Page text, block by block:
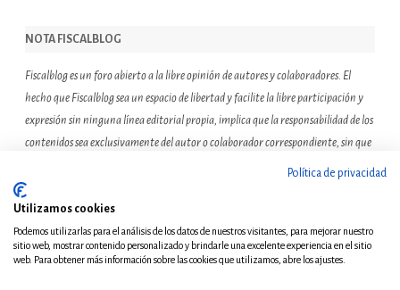
NOTA FISCALBLOG
Fiscalblog es un foro abierto a la libre opinión de autores y colaboradores. El
hecho que Fiscalblog sea un espacio de libertad y facilite la libre participación y
expresión sin ninguna línea editorial propia, implica que la responsabilidad de los
contenidos sea exclusivamente del autor o colaborador correspondiente, sin que
ello suponga que el resto de miembros de la comunidad de Fiscalblog asuman o
compartan las reflexiones u opiniones expresadas.
Política de privacidad
Utilizamos cookies
Podemos utilizarlas para el análisis de los datos de nuestros visitantes, para mejorar nuestro
sitio web, mostrar contenido personalizado y brindarle una excelente experiencia en el sitio
web. Para obtener más información sobre las cookies que utilizamos, abre los ajustes.